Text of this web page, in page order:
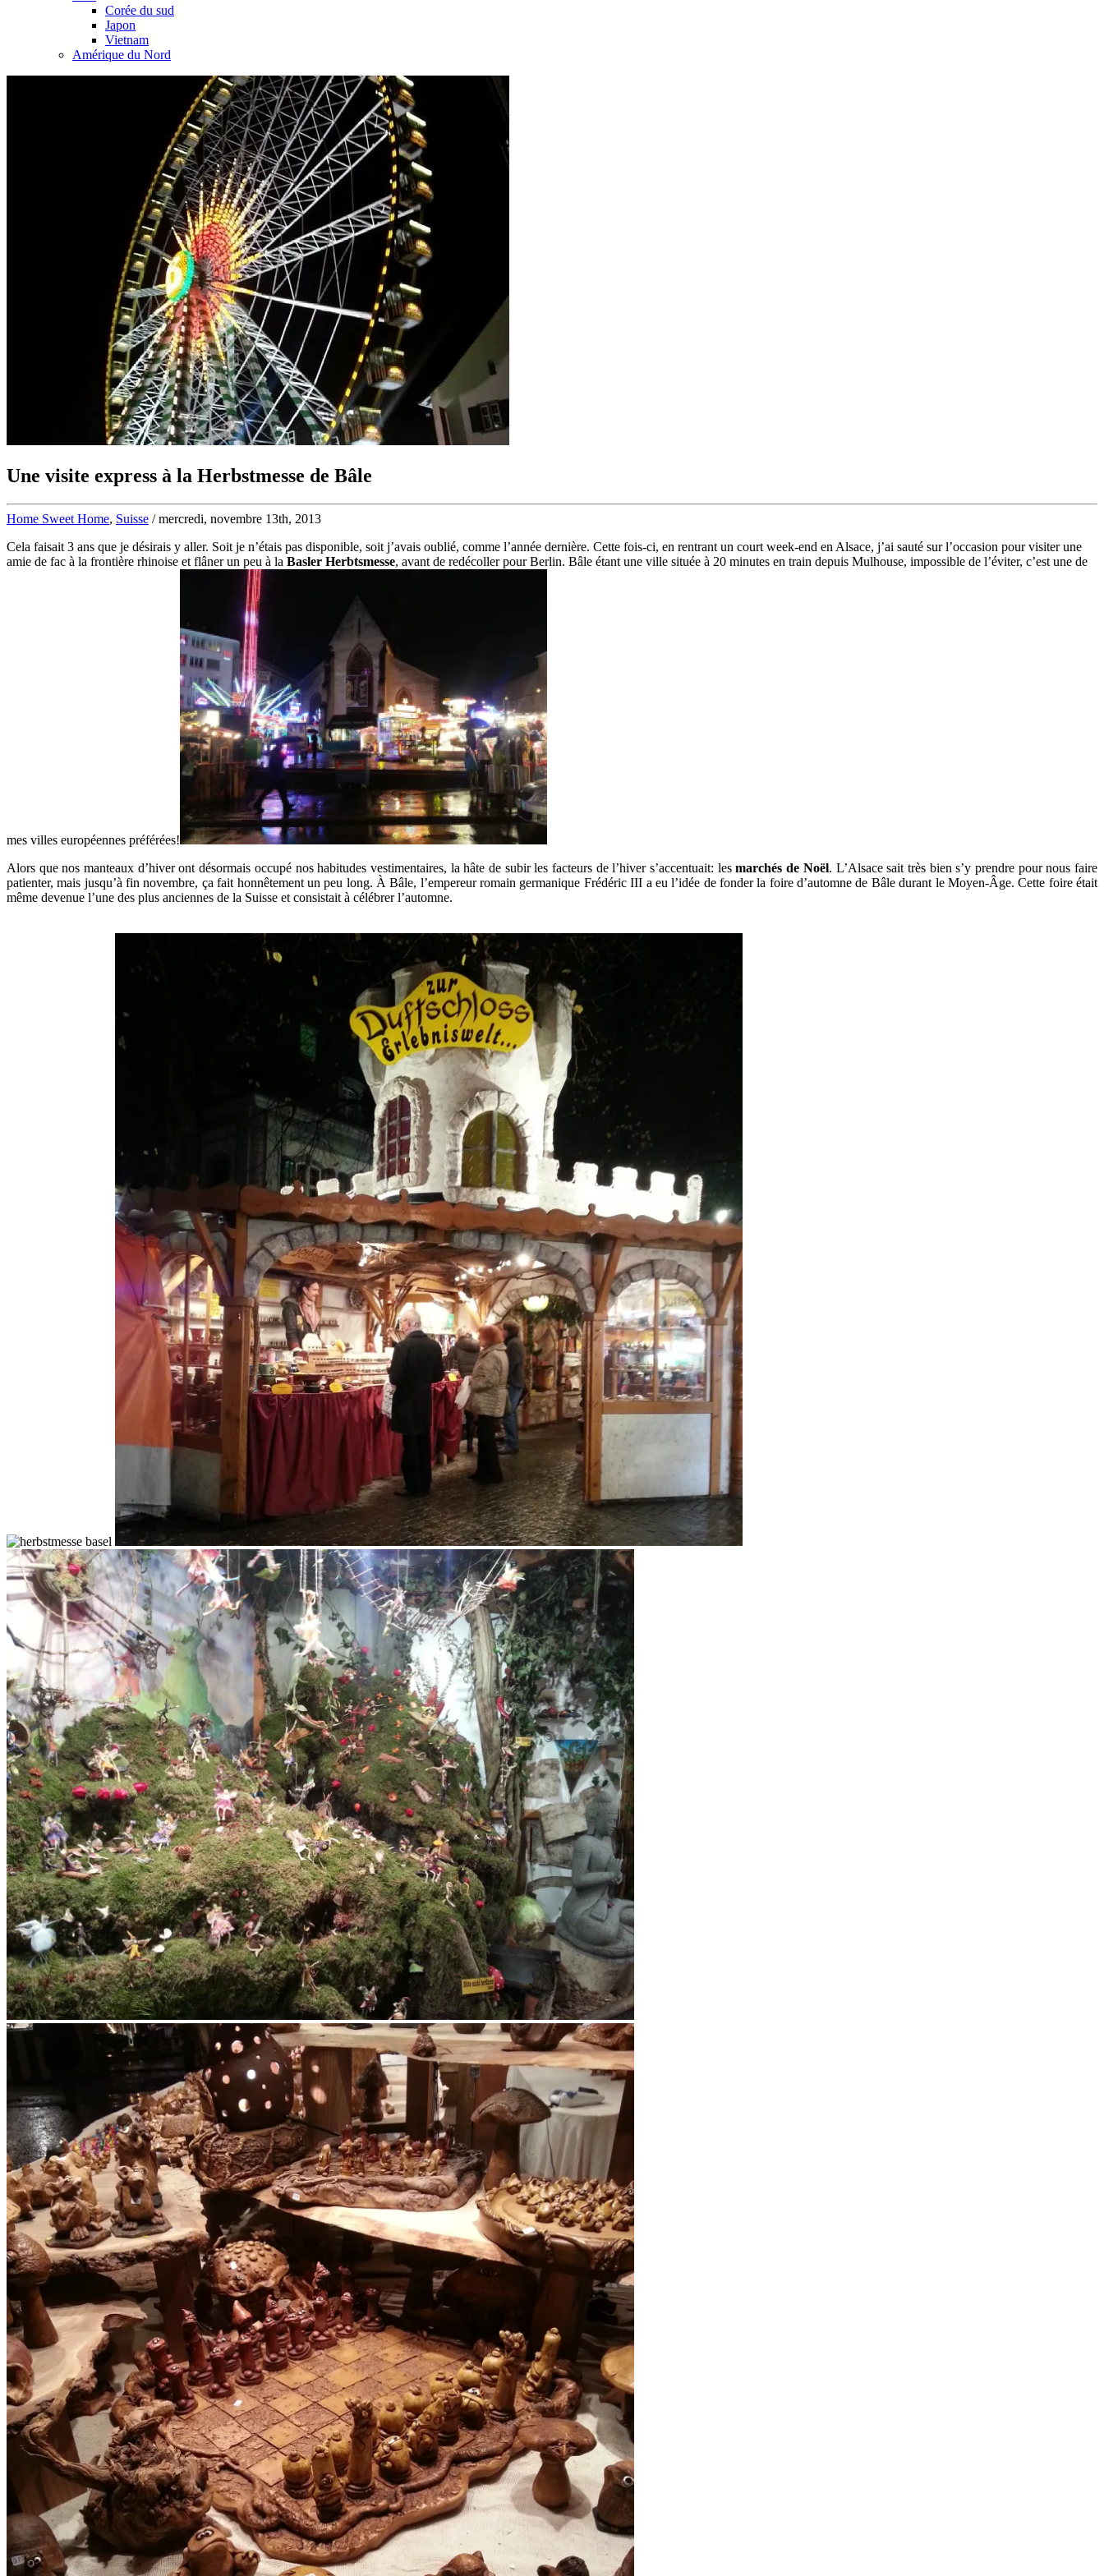
Corée du sud
Japon
Vietnam
Amérique du Nord
Une visite express à la Herbstmesse de Bâle
Home Sweet Home, Suisse / mercredi, novembre 13th, 2013
Cela faisait 3 ans que je désirais y aller. Soit je n’étais pas disponible, soit j’avais oublié, comme l’année dernière. Cette fois-ci, en rentrant un court week-end en Alsace, j’ai sauté sur l’occasion pour visiter une
amie de fac à la frontière rhinoise et flâner un peu à la Basler Herbtsmesse, avant de redécoller pour Berlin. Bâle étant une ville située à 20 minutes en train depuis Mulhouse, impossible de l’éviter, c’est une de
mes villes européennes préférées!
Alors que nos manteaux d’hiver ont désormais occupé nos habitudes vestimentaires, la hâte de subir les facteurs de l’hiver s’accentuait: lesmarchés de Noël. L’Alsace sait très bien s’y prendre pour nous faire
patienter, mais jusqu’à fin novembre, ça fait honnêtement un peu long. À Bâle, l’empereur romain germanique Frédéric III a eu l’idée de fonder la foire d’automne de Bâle durant le Moyen-Âge. Cette foire était
même devenue l’une des plus anciennes de la Suisse et consistait à célébrer l’automne.